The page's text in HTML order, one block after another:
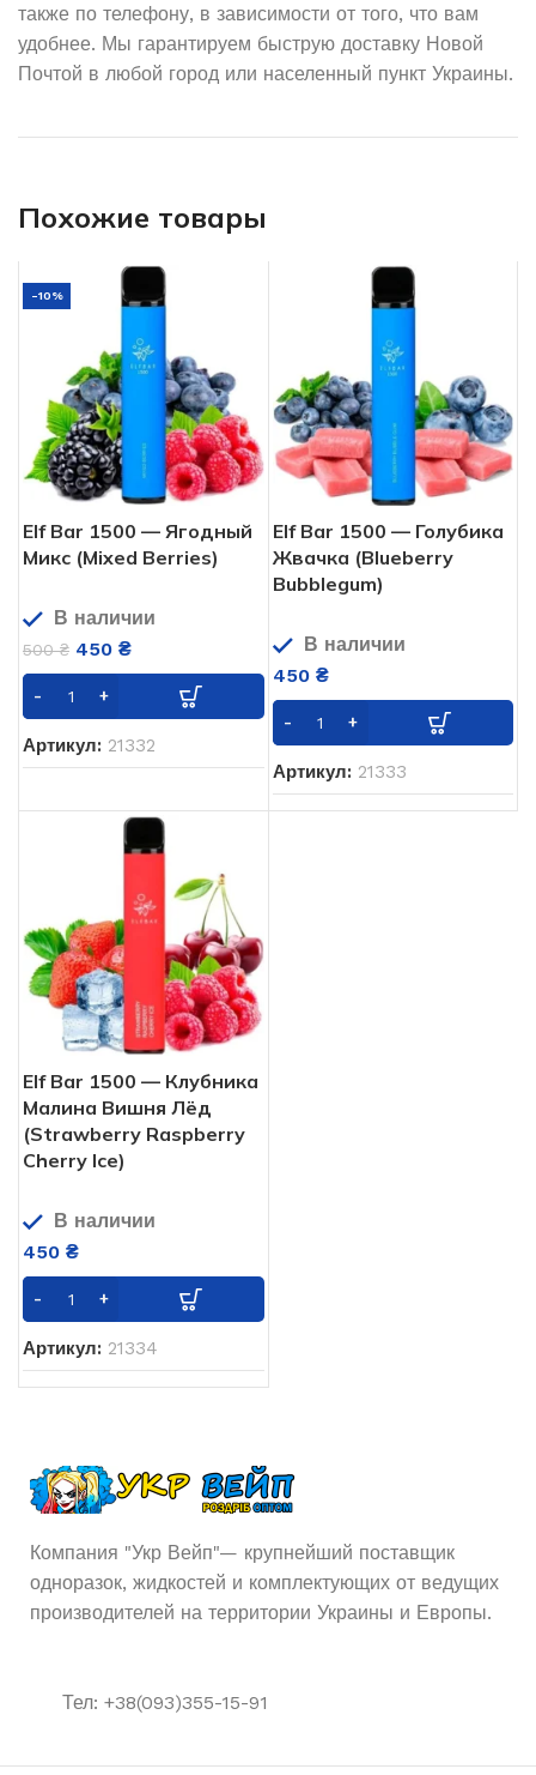
также по телефону, в зависимости от того, что вам
удобнее. Мы гарантируем быструю доставку Новой
Почтой в любой город или населенный пункт Украины.
Похожие товары
-10%
Elf Bar 1500 — Ягодный
Микс (Mixed Berries)
В наличии
500₴ 450 ₴
Артикул: 21332
Elf Bar 1500 — Голубика
Жвачка (Blueberry
Bubblegum)
В наличии
450 ₴
Артикул: 21333
Elf Bar 1500 — Клубника
Малина Вишня Лёд
(Strawberry Raspberry
Cherry Ice)
В наличии
450 ₴
Артикул: 21334
Компания "Укр Вейп"— крупнейший поставщик
одноразок, жидкостей и комплектующих от ведущих
производителей на территории Украины и Европы.
Тел: +38(093)355-15-91